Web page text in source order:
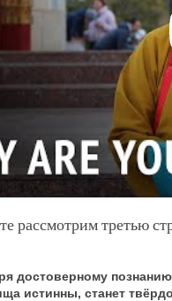
рассмотрим третью
достоверному
истинны, станет